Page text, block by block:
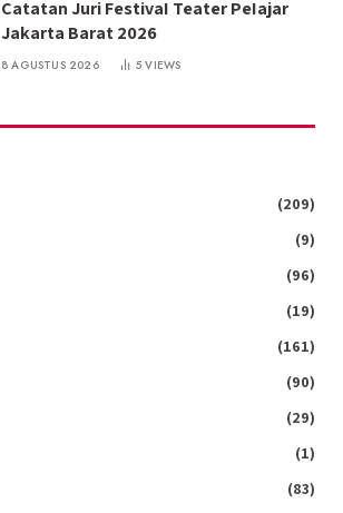
Catatan Juri FestivaI Teater PeIajar
Jakarta Barat 2026
8 AGUSTUS 2026 5VIEWS
(209)
(9)
(96)
(19)
(161)
(90)
(29)
(1)
(83)